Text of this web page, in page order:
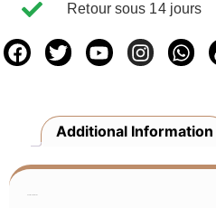
Retour sous 14 jours
Additional Information